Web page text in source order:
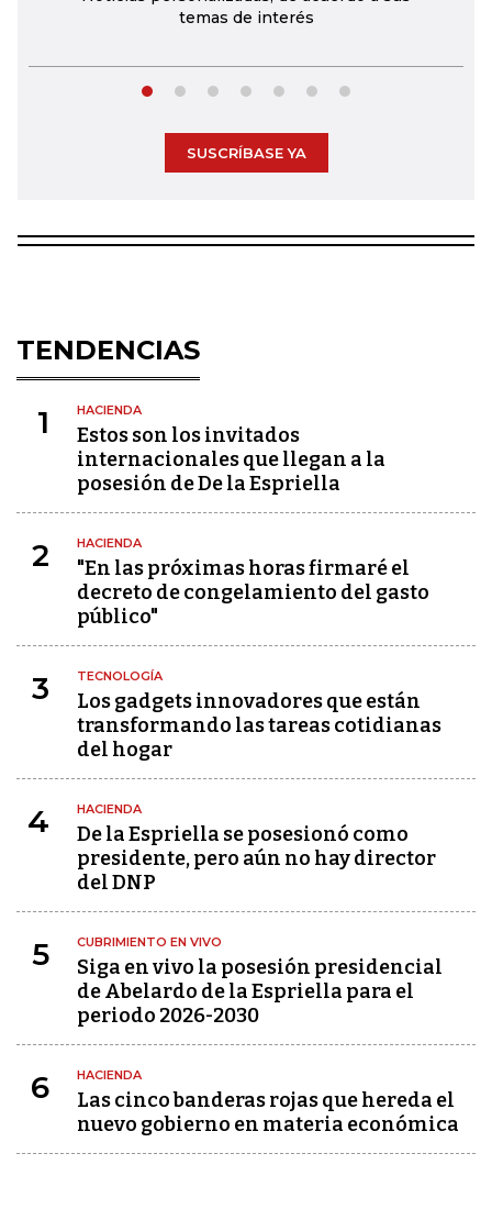
temas de interés
SUSCRÍBASE YA
TENDENCIAS
1 HACIENDA
Estos son los invitados
internacionales que llegan a la
posesión de De la Espriella
2 HACIENDA
"En las próximas horas firmaré el
decreto de congelamiento del gasto
público"
3 TECNOLOGÍA
Los gadgets innovadores que están
transformando las tareas cotidianas
del hogar
4 HACIENDA
De la Espriella se posesionó como
presidente, pero aún no hay director
del DNP
5 CUBRIMIENTO EN VIVO
Siga en vivo la posesión presidencial
de Abelardo de la Espriella para el
periodo 2026-2030
6 HACIENDA
Las cinco banderas rojas que hereda el
nuevo gobierno en materia económica